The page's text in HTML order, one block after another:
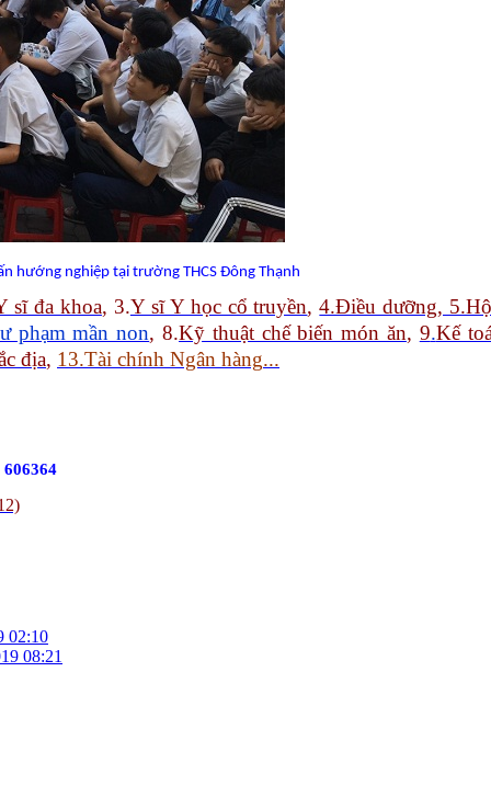
hướng nghiệp tại trường THCS Đông Thạnh
sĩ đa khoa, 3.Y sĩ Y học cổ truyền,4.Điều dưỡng,
phạm mần non, 8.Kỹ thuật chế biến món ăn, 9.Kế
địa, 13.Tài chính Ngân hàng...
02:10
08:21